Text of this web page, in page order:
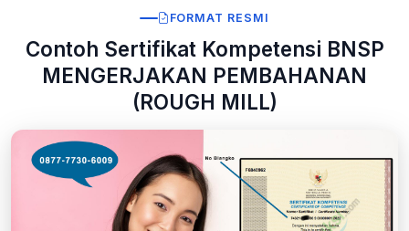
FORMAT RESMI
Contoh Sertifikat Kompetensi BNSP
MENGERJAKAN PEMBAHANAN
(ROUGH MILL)